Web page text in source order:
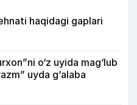
haqidagi gaplari
o‘z uyida mag‘lub
uyda g‘alaba